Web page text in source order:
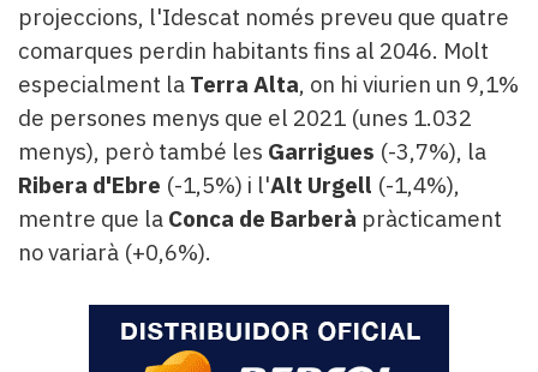
projeccions, l'Idescat només preveu que quatre
comarques perdin habitants fins al 2046. Molt
especialment la Terra Alta, on hi viurien un 9,1%
de persones menys que el 2021 (unes 1.032
menys), però també les Garrigues (-3,7%), la
Ribera d'Ebre (-1,5%) i l'Alt Urgell (-1,4%),
mentre que la Conca de Barberà pràcticament
no variarà (+0,6%).